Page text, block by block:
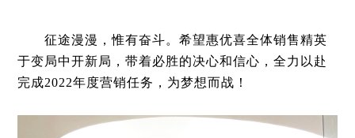
征途漫漫，惟有奋斗。希望惠优喜全体销售精英
于变局中开新局，带着必胜的决心和信心，全力以赴
完成2022年度营销任务，为梦想而战！